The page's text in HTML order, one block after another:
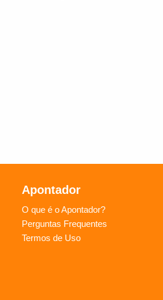
Apontador
O que é o Apontador?
Perguntas Frequentes
Termos de Uso